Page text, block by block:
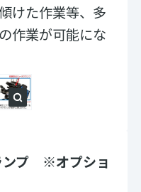
けた作業等、多
作業が可能にな
ンプ ※オプショ